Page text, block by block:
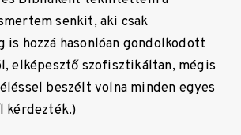
senkit, aki csak
is hozzá hasonlóan gondolkodott
elképesztő szofisztikáltan, mégis
beszélt volna minden egyes
kérdezték.)